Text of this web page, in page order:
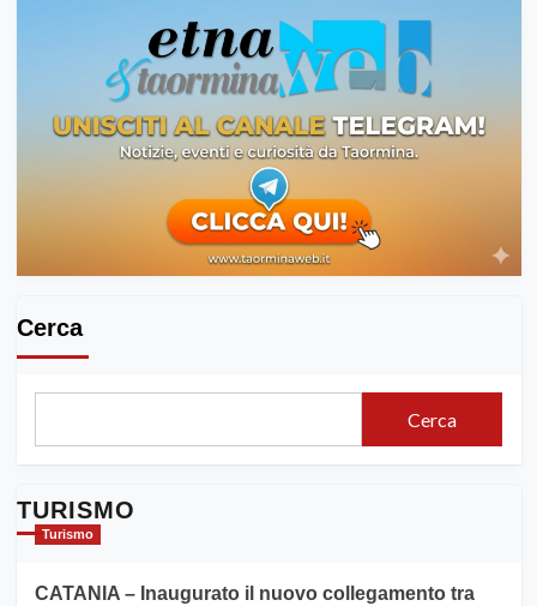
Cerca
Cerca
TURISMO
Turismo
CATANIA – Inaugurato il nuovo collegamento tra